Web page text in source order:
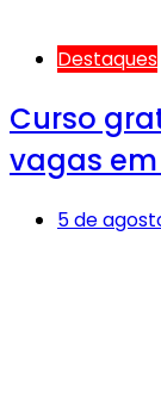
Destaques
Curso
vagas em
5 de